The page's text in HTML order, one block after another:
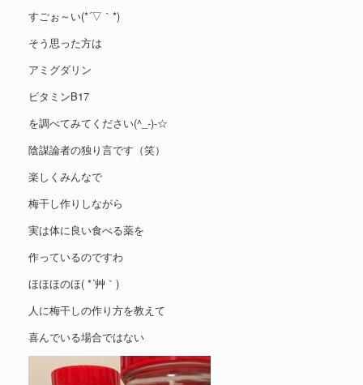
すごぉ～い(*´▽｀*)
そう思った方は
アミグダリン
ビタミンB17
を調べてみてください(^_-)-☆
陰謀論者の独り言です（笑）
楽しくみんなで
梅干し作りしながら
実は体に良い食べる薬を
作っているのですわ
ほほほのほ( *´艸｀)
人に梅干しの作り方を教えて
喜んでいる場合ではない